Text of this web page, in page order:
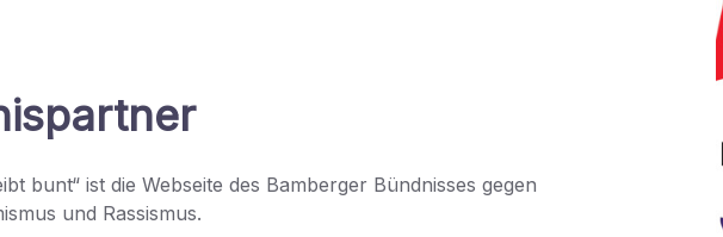
bunt“ ist die Webseite des Bamberger Bündnisses gegen
und Rassismus.